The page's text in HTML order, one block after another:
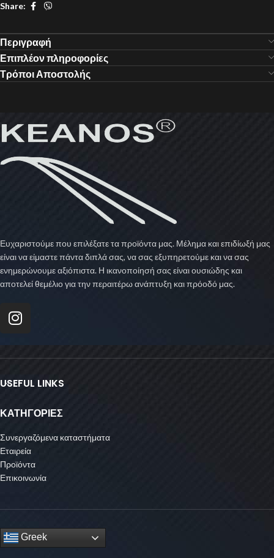
Share:
Περιγραφή
Επιπλέον πληροφορίες
Τρόποι Αποστολής
Ευχαριστούμε που επιλέξατε τα προϊόντα μας. Μέλημα και επιδίωξή μας
είναι να είμαστε πάντα διπλά σας, να σας εξυπηρετούμε και να σας
ενημερώνουμε αξιόπιστα. Η ικανοποίησή σας είναι ουσιώδης και
αποτελεί θεμέλιο για την περαιτέρω ανάπτυξη και πρόοδό μας.
USEFUL LINKS
ΚΑΤΗΓΟΡΙΕΣ
Συνεργαζόμενα καταστήματα
Εταιρεία
Προϊόντα
Επικοινωνία
Greek